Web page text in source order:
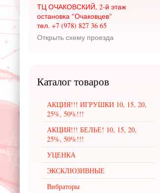
ТЦ ОЧАКОВСКИЙ, 2-й этаж
остановка "Очаковцев"
тел. +7 (978) 827 36 65
Открыть схему проезда
Каталог товаров
АКЦИЯ!!! ИГРУШКИ 10, 15, 20,
25%, 50%!!!
АКЦИЯ!!! БЕЛЬЕ! 10, 15, 20,
25%, 50%!!!
УЦЕНКА
ЭКСКЛЮЗИВНЫЕ
Вибраторы